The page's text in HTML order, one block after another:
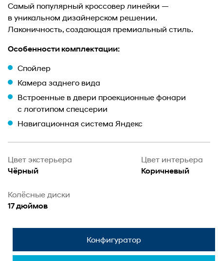
Самый популярный кроссовер линейки —
в уникальном дизайнерском решении.
Лаконичность, создающая премиальный стиль.
Особенности комплектации:
Спойлер
Камера заднего вида
Встроенные в двери проекционные фонари
с логотипом спецсерии
Навигационная система Яндекс
Цвет экстерьера
Чёрный
Цвет интерьера
Коричневый
Колёсные диски
17 дюймов
Конфигуратор